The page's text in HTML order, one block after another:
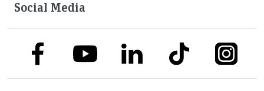
Social Media
link to facebooklink to youtubelink to linkedinlink to tiktok link to